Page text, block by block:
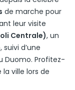
de marche pour
leur visite
Centrale), un
, suivi d’une
Duomo. Profitez-
ville lors de